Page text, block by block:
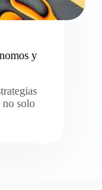
y
no solo